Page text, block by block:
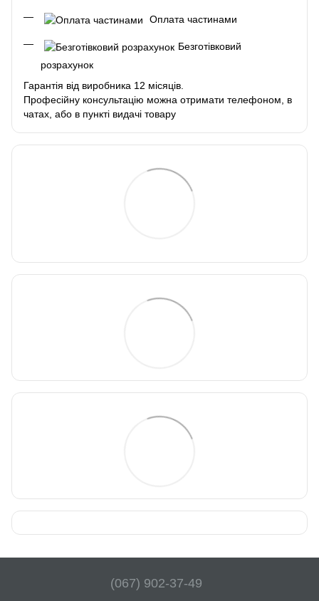
Оплата частинами
Безготівковий
розрахунок
Гарантія від виробника 12 місяців.
Професійну консультацію можна отримати телефоном, в
чатах, або в пункті видачі товару
(067) 902-37-49